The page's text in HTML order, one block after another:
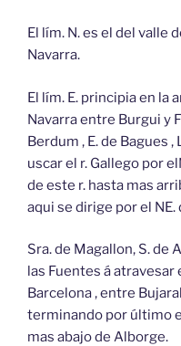
El lím. N. es el del valle
Navarra.
El lím. E. principia en la
Navarra entre Burgui y
Berdum , E. de Bagues ,
uscar el r. Gallego por
de este r. hasta mas
aqui se dirige por el
Sra. de Magallon, S. de
las Fuentes á atravesar
Barcelona , entre
terminando por último
mas abajo de Alborge.